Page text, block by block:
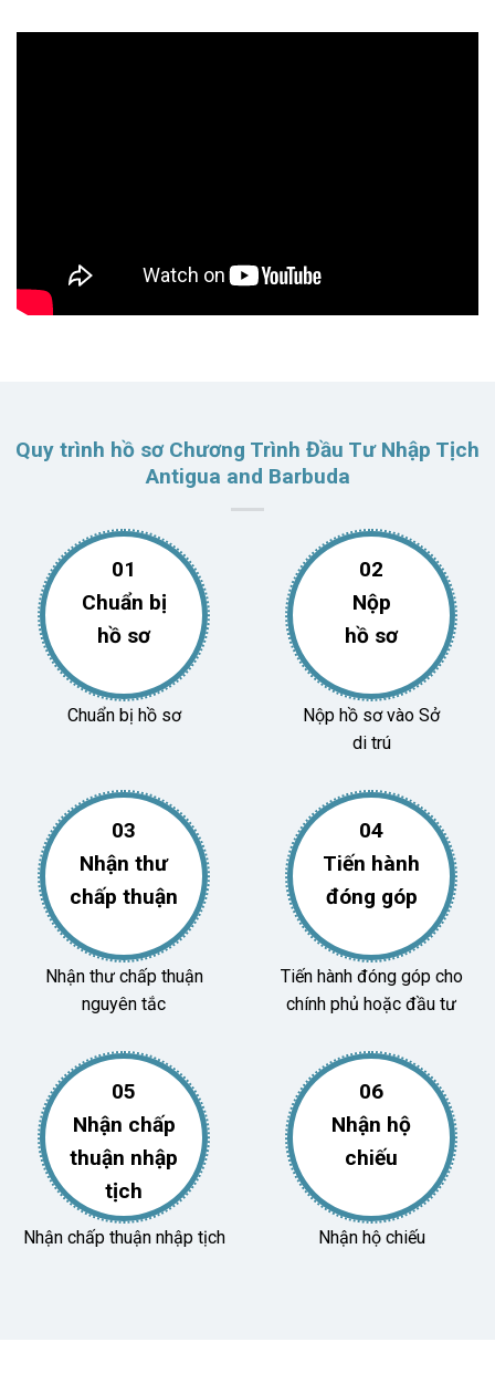
Quy trình hồ sơ Chương Trình Đầu Tư Nhập Tịch
Antigua and Barbuda
01
Chuẩn bị
hồ sơ
Chuẩn bị hồ sơ
02
Nộp
hồ sơ
Nộp hồ sơ vào Sở
di trú
03
Nhận thư
chấp thuận
Nhận thư chấp thuận
nguyên tắc
04
Tiến hành
đóng góp
Tiến hành đóng góp cho
chính phủ hoặc đầu tư
05
Nhận chấp
thuận nhập
tịch
Nhận chấp thuận nhập tịch
06
Nhận hộ
chiếu
Nhận hộ chiếu